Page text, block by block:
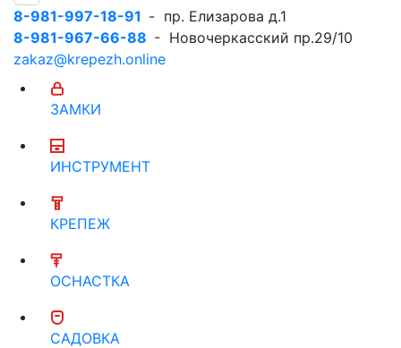
8-981-997-18-91 - пр. Елизарова д.1
8-981-967-66-88 - Новочеркасский пр.29/10
zakaz@krepezh.online
ЗАМКИ
ИНСТРУМЕНТ
КРЕПЕЖ
ОСНАСТКА
САДОВКА